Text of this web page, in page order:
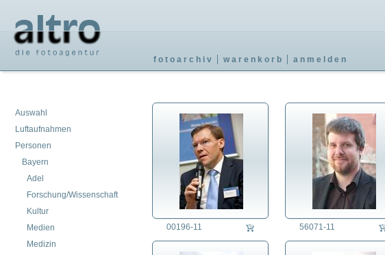
fotoarchiv warenkorb anmelden
Auswahl
Luftaufnahmen
Personen
Bayern
Adel
Forschung/Wissenschaft
Kultur
Medien
Medizin
00196-11 56071-11